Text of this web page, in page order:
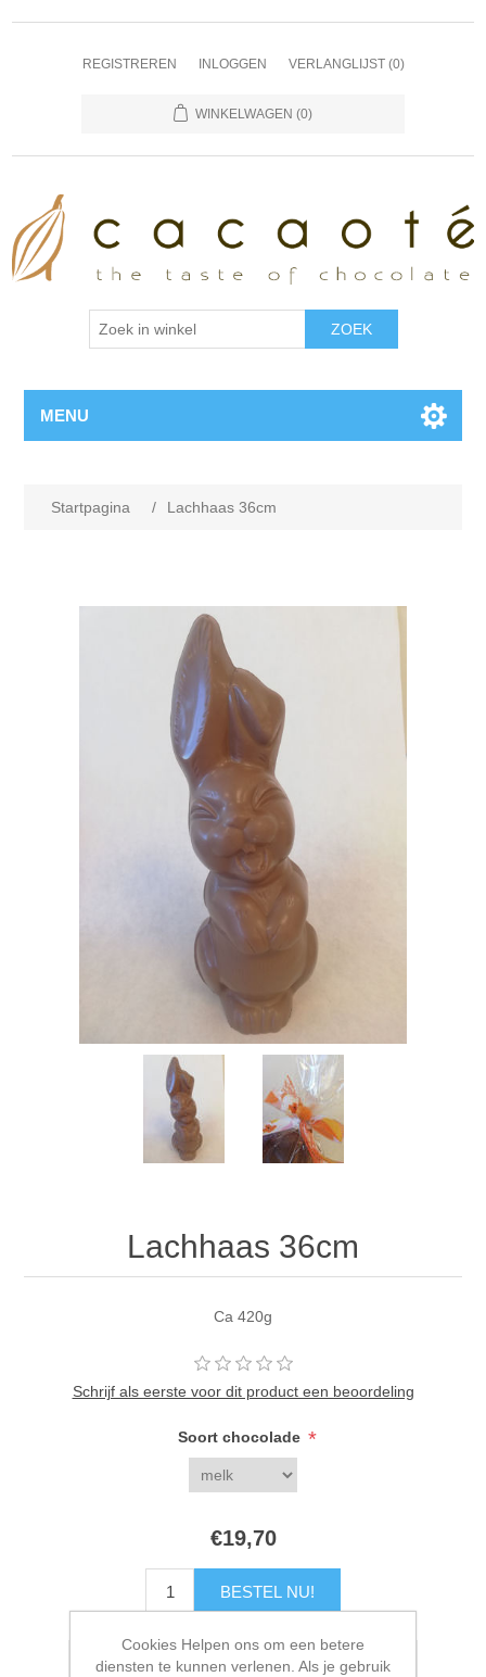
REGISTREREN INLOGGEN VERLANGLIJST (0)
WINKELWAGEN (0)
MENU
Startpagina / Lachhaas 36cm
Lachhaas 36cm
Ca 420g
Schrijf als eerste voor dit product een beoordeling
Soort chocolade *
€19,70
Cookies Helpen ons om een betere
diensten te kunnen verlenen. Als je gebruik